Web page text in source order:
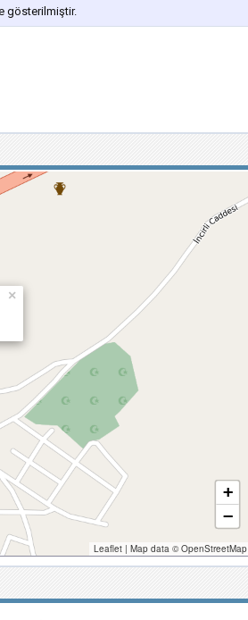
gösterilmiştir.
×
+
−
Leaflet | Map data ©OpenStreetMap